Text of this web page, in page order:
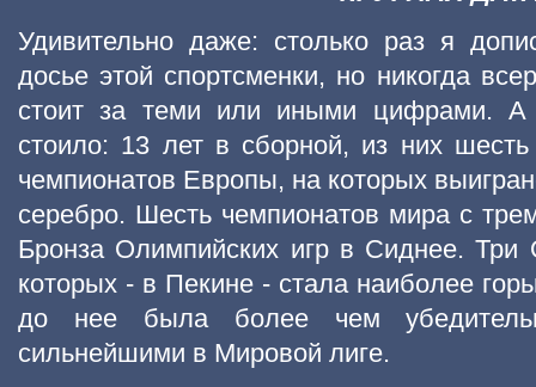
Удивительно даже: столько раз я
досье этой спортсменки, но никогда
стоит за теми или иными цифрами. А
стоило: 13 лет в сборной, из них
чемпионатов Европы, на которых
серебро. Шесть чемпионатов мира с
Бронза Олимпийских игр в Сиднее.
которых - в Пекине - стала наиболее
до нее была более чем
сильнейшими в Мировой лиге.